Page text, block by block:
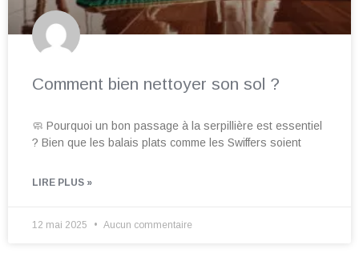
Comment bien nettoyer son sol ?
🧼 Pourquoi un bon passage à la serpillière est essentiel
? Bien que les balais plats comme les Swiffers soient
LIRE PLUS »
12 mai 2025 Aucun commentaire